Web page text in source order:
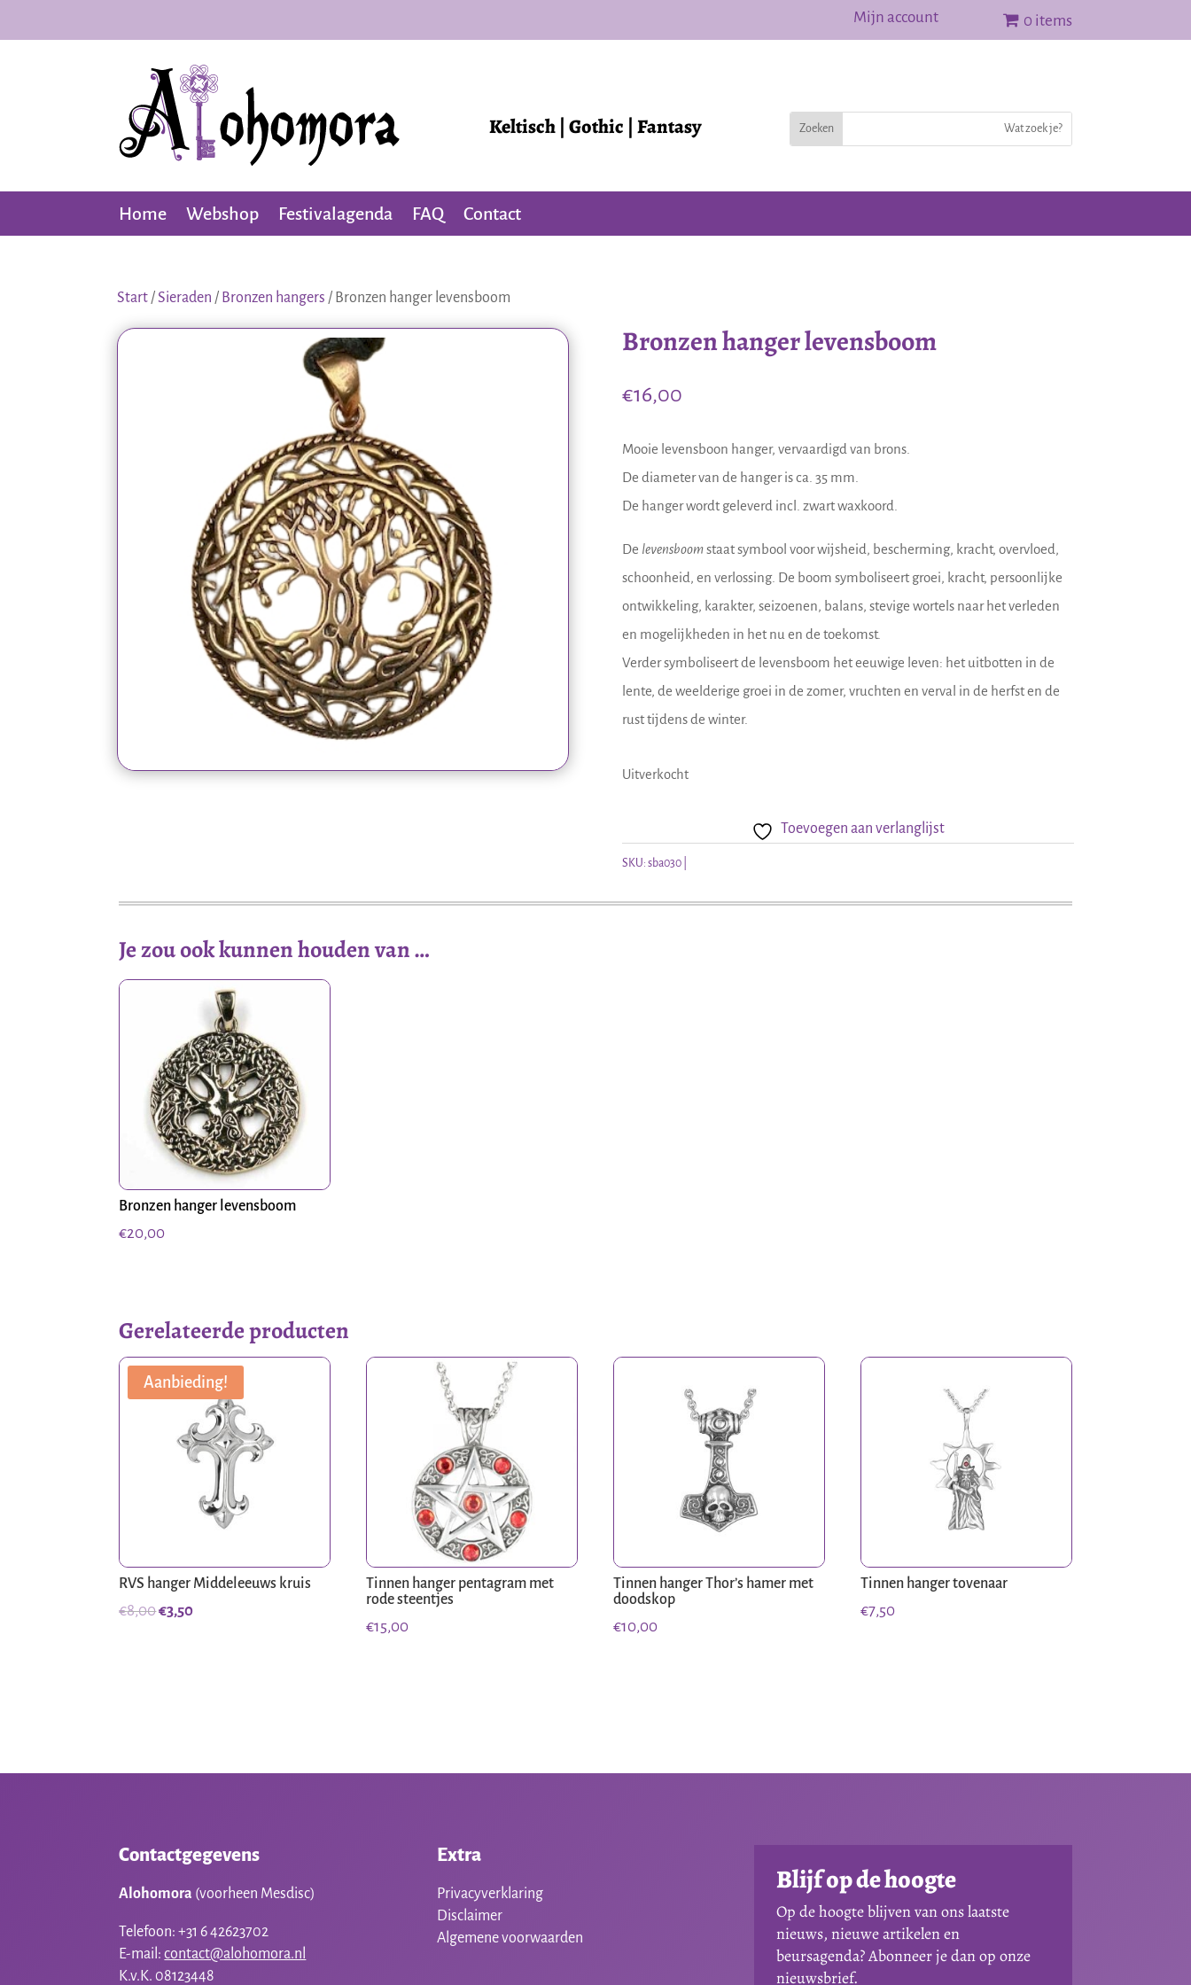
Mijn account 0 items
Keltisch | Gothic | Fantasy
Home Webshop Festivalagenda FAQ Contact
Start /Sieraden / Bronzen hangers / Bronzen hanger levensboom
Bronzen hanger levensboom
€16,00
Mooie levensboon hanger, vervaardigd van brons.
De diameter van de hanger is ca. 35 mm.
De hanger wordt geleverd incl. zwart waxkoord.
De levensboomstaat symbool voor wijsheid, bescherming, kracht, overvloed,
schoonheid, en verlossing. De boom symboliseert groei, kracht, persoonlijke
ontwikkeling, karakter, seizoenen, balans, stevige wortels naar het verleden
en mogelijkheden in het nu en de toekomst.
Verder symboliseert de levensboom het eeuwige leven: het uitbotten in de
lente, de weelderige groei in de zomer, vruchten en verval in de herfst en de
rust tijdens de winter.
Uitverkocht
Toevoegen aan verlanglijst
SKU: sba030
Je zou ook kunnen houden van …
Bronzen hanger levensboom
€20,00
Gerelateerde producten
Aanbieding!
RVS hanger Middeleeuws kruis
€8,00Oorspronkelijke
€3,50Huidige
Tinnen hanger pentagram met
rode steentjes
€15,00
Tinnen hanger Thor’s hamer met
doodskop
€10,00
Tinnen hanger tovenaar
€7,50
Contactgegevens
Alohomora (voorheen Mesdisc)
Telefoon: +31 6 42623702
E-mail:contact@alohomora.nl
K.v.K. 08123448
Extra
Privacyverklaring
Disclaimer
Algemene voorwaarden
Blijf op de hoogte
Op de hoogte blijven van ons laatste
nieuws, nieuwe artikelen en
beursagenda? Abonneer je dan op onze
nieuwsbrief.